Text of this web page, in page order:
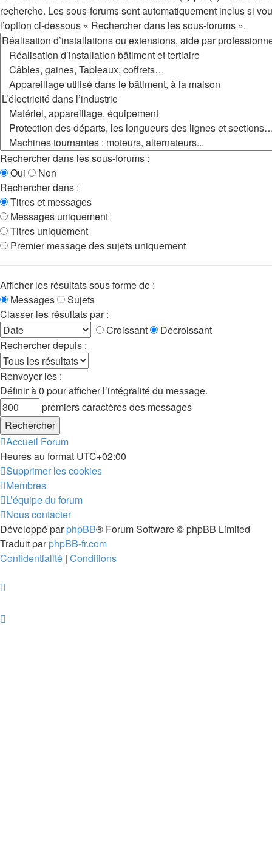
recherche. Les sous-forums sont automatiquement inclus si
l’option ci-dessous « Rechercher dans les sous-forums ».
Rechercher dans les sous-forums :
Oui
Non
Rechercher dans :
Titres et messages
Messages uniquement
Titres uniquement
Premier message des sujets uniquement
Afficher les résultats sous forme de :
Messages
Sujets
Classer les résultats par :
Croissant
Décroissant
Rechercher depuis :
Renvoyer les :
Définir à 0 pour afficher l’intégralité du message.
premiers caractères des messages
Accueil Forum
Heures au format UTC+02:00
Supprimer les cookies
Membres
L’équipe du forum
Nous contacter
Développé parphpBB® Forum Software © phpBB Limited
Traduit parphpBB-fr.com
Confidentialité | Conditions